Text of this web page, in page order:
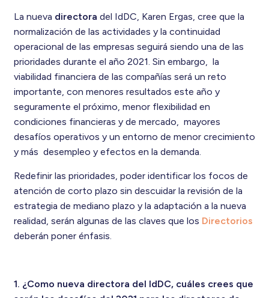
La nueva directora del IdDC, Karen Ergas, cree que la
normalización de las actividades y la continuidad
operacional de las empresas seguirá siendo una de las
prioridades durante el año 2021. Sin embargo, la
viabilidad financiera de las compañías será un reto
importante, con menores resultados este año y
seguramente el próximo, menor flexibilidad en
condiciones financieras y de mercado, mayores
desafíos operativos y un entorno de menor crecimiento
y más desempleo y efectos en la demanda.
Redefinir las prioridades, poder identificar los focos de
atención de corto plazo sin descuidar la revisión de la
estrategia de mediano plazo y la adaptación a la nueva
realidad, serán algunas de las claves que los Directorios
deberán poner énfasis.
1. ¿Como nueva directora del IdDC, cuáles crees que